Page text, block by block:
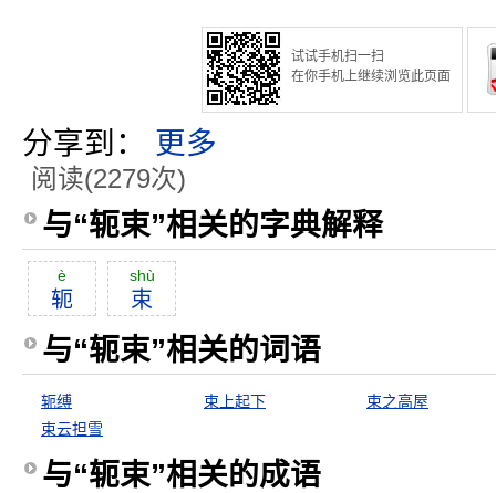
试试手机扫一扫
在你手机上继续浏览此页面
分享到： 更多
阅读(2279次)
与“轭束”相关的字典解释
è
轭
shù
束
与“轭束”相关的词语
轭缚 束上起下
束之高屋
束云担雪
与“轭束”相关的成语